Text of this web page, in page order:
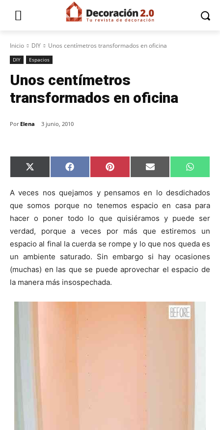
Inicio DIY Unos centímetros transformados en oficina
DIY Espacios
Unos centímetros
transformados en oficina
Por Elena 3 junio, 2010
C
o
p
r
i
r
e
n
X
(
w
t
t
e
)
C
o
p
a
r
i
r
e
n
F
a
e
o
o
k
C
o
p
r
r
e
n
P
i
t
r
s
t
C
o
p
r
i
r
e
n
E
m
C
o
p
r
i
r
e
n
W
h
t
A
p
A veces nos quejamos y pensamos en lo desdichados
que somos porque no tenemos espacio en casa para
hacer o poner todo lo que quisiéramos y puede ser
verdad, porque a veces por más que estiremos un
espacio al final la cuerda se rompe y lo que nos queda es
un ambiente saturado. Sin embargo si hay ocasiones
(muchas) en las que se puede aprovechar el espacio de
la manera más insospechada.